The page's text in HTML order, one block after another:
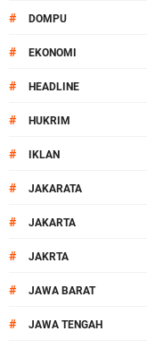
# DOMPU
# EKONOMI
# HEADLINE
# HUKRIM
# IKLAN
# JAKARATA
# JAKARTA
# JAKRTA
# JAWA BARAT
# JAWA TENGAH